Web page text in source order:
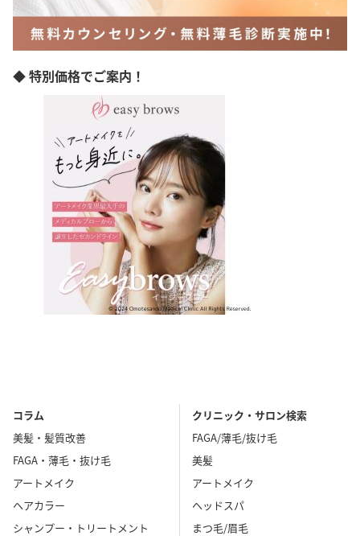
鹿児島県
沖縄県
◆ 特別価格でご案内！
コラム
美髪・髪質改善
FAGA・薄毛・抜け毛
アートメイク
ヘアカラー
シャンプー・トリートメント
クリニック・サロン検索
FAGA/薄毛/抜け毛
美髪
アートメイク
ヘッドスパ
まつ毛/眉毛